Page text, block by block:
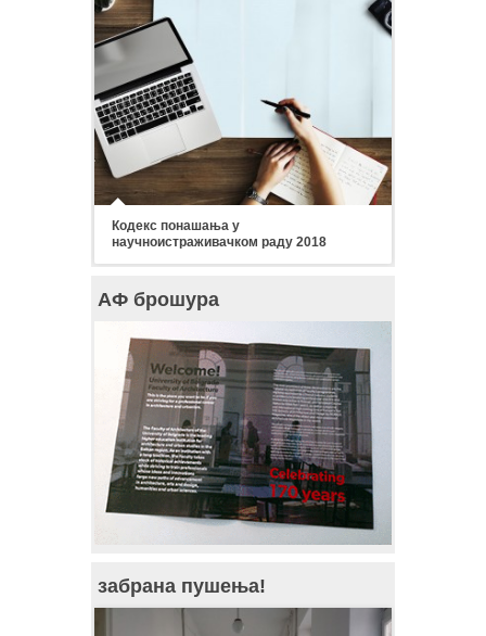
Кодекс понашања у
научноистраживачком раду 2018
АФ брошура
забрана пушења!